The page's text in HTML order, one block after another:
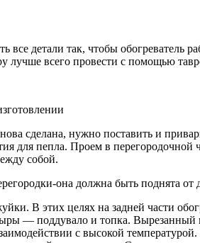
все детали так, чтобы
всего провести с помощью
сделана, нужно поставить и
для пепла. Проем в
собой.
она должна быть поднята от
В этих целях на задней части
— поддувало и топка.
с высокой